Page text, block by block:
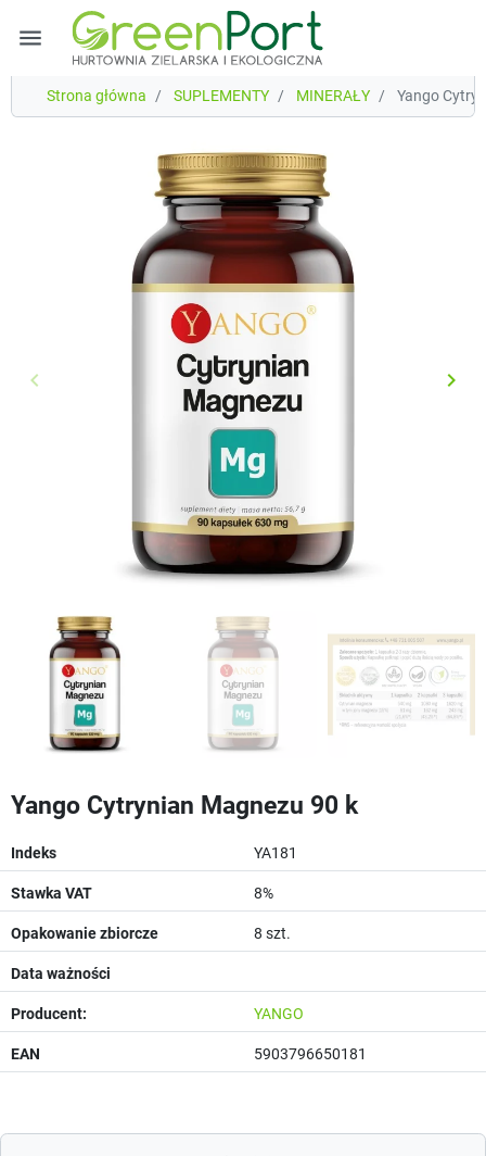
menu
Strona główna SUPLEMENTY MINERAŁY Yango
Poprzedni
keyboard_arrow_left keyboard_arrow_right
Yango Cytrynian Magnezu 90 k
Indeks YA181
Stawka VAT 8%
Opakowanie zbiorcze 8 szt.
Data ważności
Producent: YANGO
EAN 5903796650181